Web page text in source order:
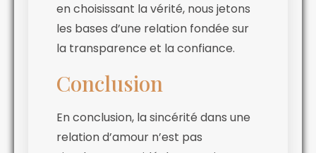
en choisissant la vérité, nous jetons
les bases d’une relation fondée sur
la transparence et la confiance.
Conclusion
En conclusion, la sincérité dans une
relation d’amour n’est pas